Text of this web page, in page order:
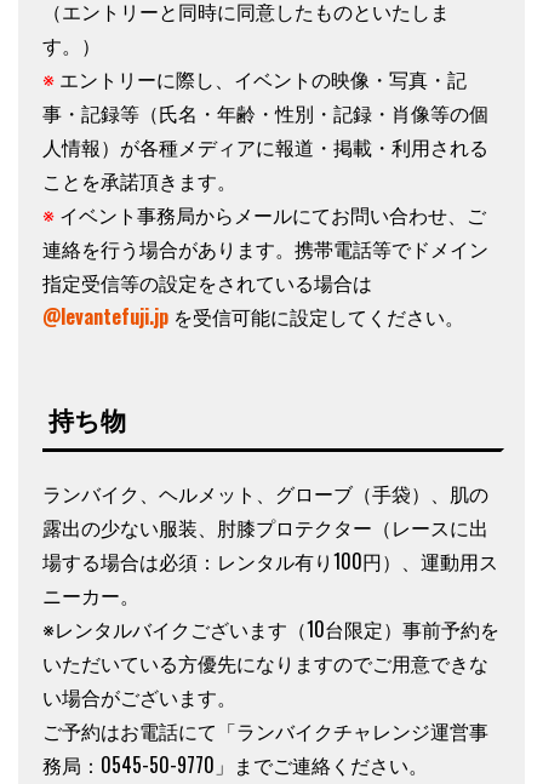
（エントリーと同時に同意したものといたしま
す。）
※ エントリーに際し、イベントの映像・写真・記
事・記録等（氏名・年齢・性別・記録・肖像等の個
人情報）が各種メディアに報道・掲載・利用される
ことを承諾頂きます。
※ イベント事務局からメールにてお問い合わせ、ご
連絡を行う場合があります。携帯電話等でドメイン
指定受信等の設定をされている場合は
@levantefuji.jp を受信可能に設定してください。
持ち物
ランバイク、ヘルメット、グローブ（手袋）、肌の
露出の少ない服装、肘膝プロテクター（レースに出
場する場合は必須：レンタル有り100円）、運動用ス
ニーカー。
※レンタルバイクございます（10台限定）事前予約を
いただいている方優先になりますのでご用意できな
い場合がございます。
ご予約はお電話にて「ランバイクチャレンジ運営事
務局：0545-50-9770」までご連絡ください。